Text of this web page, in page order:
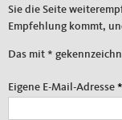
Sie die Seite
Empfehlung kommt,
Das mit *
Eigene E-Mail-Adresse *